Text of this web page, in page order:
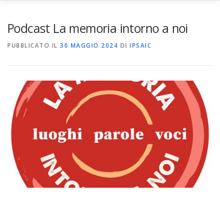
AMMINISTRAZIONE TRASPARENTE CONTATTI
Podcast La memoria intorno a noi
PUBBLICATO IL 30 MAGGIO 2024 DI IPSAIC